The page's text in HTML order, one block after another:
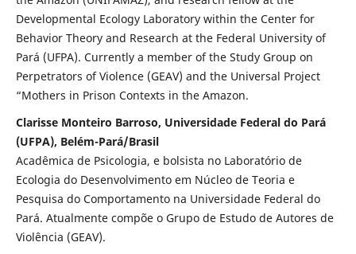
Developmental Ecology Laboratory within the Center for
Behavior Theory and Research at the Federal University of
Pará (UFPA). Currently a member of the Study Group on
Perpetrators of Violence (GEAV) and the Universal Project
“Mothers in Prison Contexts in the Amazon.
Clarisse Monteiro Barroso, Universidade Federal do Pará
(UFPA), Belém-Pará/Brasil
Acadêmica de Psicologia, e bolsista no Laboratório de
Ecologia do Desenvolvimento em Núcleo de Teoria e
Pesquisa do Comportamento na Universidade Federal do
Pará. Atualmente compõe o Grupo de Estudo de Autores de
Violência (GEAV).